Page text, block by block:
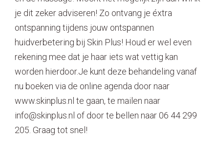
je dit zeker adviseren! Zo ontvang je éxtra
ontspanning tijdens jouw ontspannen
huidverbetering bij Skin Plus! Houd er wel even
rekening mee dat je haar iets wat vettig kan
worden hierdoor.Je kunt deze behandeling vanaf
nu boeken via de online agenda door naar
www.skinplus.nl te gaan, te mailen naar
info@skinplus.nl of door te bellen naar 06 44 299
205. Graag tot snel!